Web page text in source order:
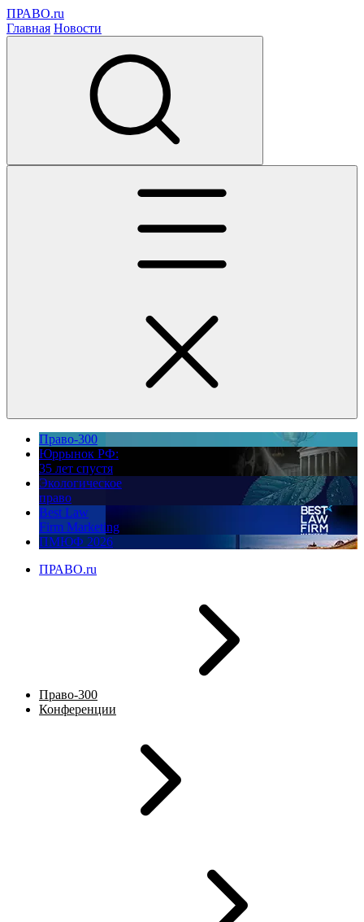
ПРАВО.ru
Главная Новости
Право-300
Юррынок РФ:
35 лет спустя
Экологическое
право
Best Law
Firm Marketing
ПМЮФ 2026
ПРАВО.ru
Право-300
Конференции